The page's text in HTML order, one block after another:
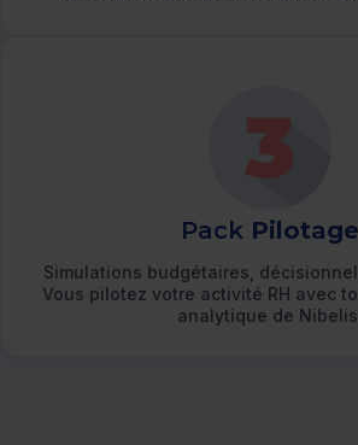
Pack Pilotage
Simulations budgétaires, décisionnel,
Vous pilotez votre activité RH avec
analytique de